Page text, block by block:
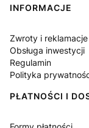
Linki w
INFORMACJE
Zwroty i reklamacje
Obsługa inwestycji
Regulamin
Polityka
PŁATNOŚCI I